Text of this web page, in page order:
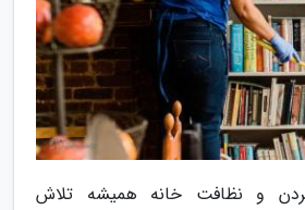
و نظافت خانه همیشه تلاش